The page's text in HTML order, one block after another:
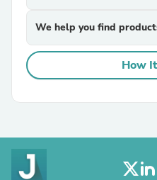
We help you find
How